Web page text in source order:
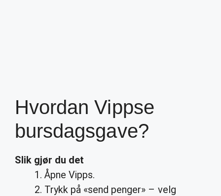
Hvordan Vippse
bursdagsgave?
Slik gjør du det
Åpne Vipps.
Trykk på «send penger» – velg